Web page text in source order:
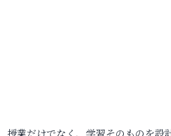
授業だけでなく、学習そのものを設